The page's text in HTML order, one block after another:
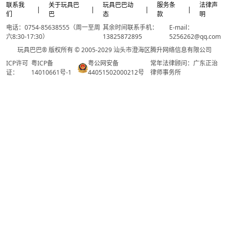
联系我
们
|
关于玩具巴
巴
|
玩具巴巴动
态
|
服务条
款
|
法律声
明
电话：0754-85638555（周一至周
六8:30-17:30）
其余时间联系手机：
13825872895
E-mail：
5256262@qq.com
玩具巴巴® 版权所有 © 2005-2029 汕头市澄海区腾升网络信息有限公司
ICP许可
证：
粤ICP备
14010661号-1
粤公网安备
44051502000212号
常年法律顾问：广东正治
律师事务所